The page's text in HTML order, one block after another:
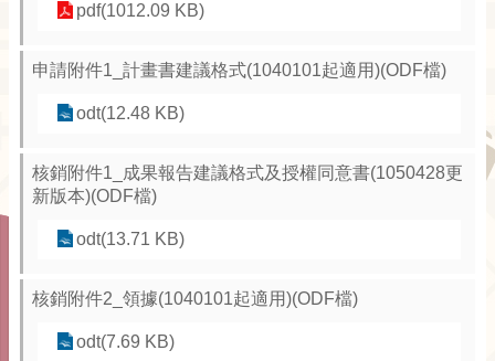
pdf(1012.09 KB)
申請附件1_計畫書建議格式(1040101起適用)(ODF檔)
odt(12.48 KB)
核銷附件1_成果報告建議格式及授權同意書(1050428更
新版本)(ODF檔)
odt(13.71 KB)
核銷附件2_領據(1040101起適用)(ODF檔)
odt(7.69 KB)